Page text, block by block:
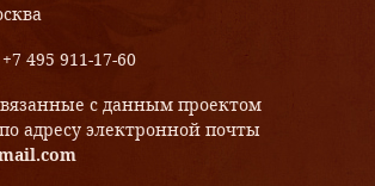
+7 495 911-17-60
с данным проектом
адресу электронной почты